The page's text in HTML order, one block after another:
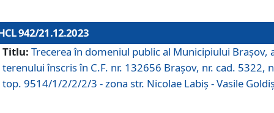
942/21.12.2023
Titlu: Trecerea în domeniul public al Municipiului Braşov,
terenului înscris în C.F. nr. 132656 Brașov, nr. cad. 5322,
top. 9514/1/2/2/2/3 - zona str. Nicolae Labiș - Vasile